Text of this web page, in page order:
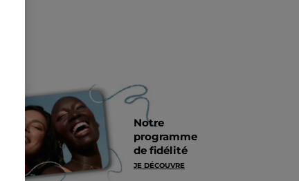
Notre
programme
de fidélité
JE DÉCOUVRE